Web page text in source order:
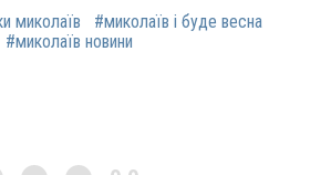
миколаїв
#миколаїв і буде весна
#миколаїв новини